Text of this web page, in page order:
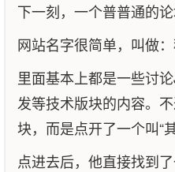
下一刻，一个普普通的
网站名字很简单，叫做：
里面基本上都是一些讨
发等技术版块的内容。
块，而是点开了一个叫“
点进去后，他直接找到了